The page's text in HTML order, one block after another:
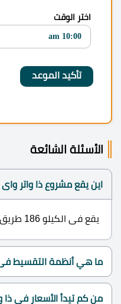
اختر الوقت
الأسئلة الشائعة
اين يقع مشروع ذا واتر
يقع فى الكيلو 186 طريق سيدى عبد الرحمن.
ما هي أنظمة التقسيط فى
من كم تيدأ الأسعار فى ذا